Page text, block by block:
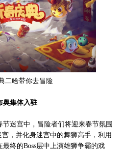
二哈带你去冒险
奥集体入驻
迷宫中，冒险者们将迎来春节氛围
，并化身迷宫中的舞狮高手，利用
终的Boss层中上演雄狮争霸的戏